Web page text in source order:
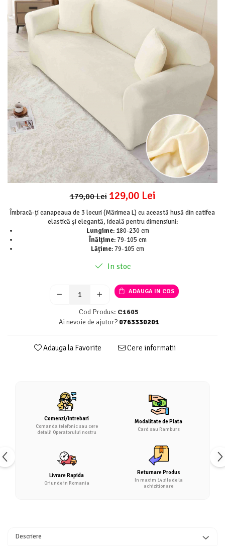
Lenjerii Pat Imprimeu 5D cu Elastic
Cearceaf cu Elastic pat 1 Persoana
Cearceaf cu Elastic pat 2 Persoane
Lenjerii Pat, Bumbac-Finet Premium, 1
Persoana
Lenjerii Pat, Bumbac-Finet Premium, 2
Persoane
Cearceaf cu Elastic
Cearceaf Normal
179,00 Lei 129,00 Lei
Îmbracă-ți canapeaua de 3 locuri (Mărimea L) cu această husă din catifea
elastică și elegantă, ideală pentru dimensiuni:
Lungime: 180-230 cm
Înălțime: 79-105 cm
Lățime: 79-105 cm
In stoc
ADAUGA IN COS
Cod Produs: C1605
Ai nevoie de ajutor? 0763330201
Adauga la Favorite Cere informatii
Comenzi/Intrebari
Comanda telefonic sau cere
detalii Operatorului nostru
Modalitate de Plata
Card sau Ramburs
Livrare Rapida
Oriunde in Romania
Returnare Produs
In maxim 14 zile de la
achizitionare
Descriere